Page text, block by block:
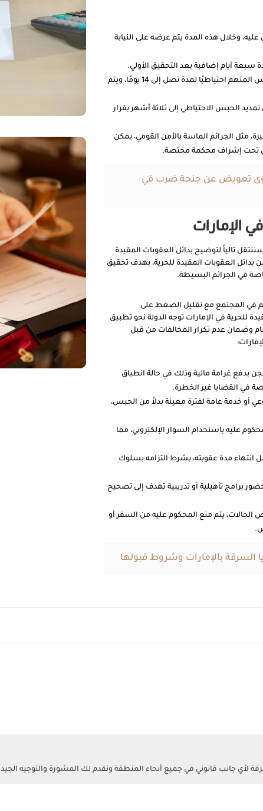
وخلال هذه المدة يتم عرضه على النيابة
14 يومًا قابلة للتجديد: يمكن للنيابة العامة أن تأمر بحبس المتهم احتياطيًا لمدة تصل إلى 14 يومًا، ويتم
الحبس الاحتياطي إلى ثلاثة أشهر بقرار
مثل الجرائم الماسة بالأمن القومي، يمكن
تعويض عن جنحة ضرب في
الإمارات
تالياً لتوضيح بدائل العقوبات المقيدة
بدائل العقوبات المقيدة للحرية، بهدف تحقيق
في الجرائم البسيطة.
في المجتمع مع تقليل الضغط على
للحرية في الإمارات توجه الدولة نحو تطبيق
وضمان عدم تكرار المخالفات من قبل
بدفع غرامة مالية وذلك في حالة انطباق
في القضايا غير الخطرة.
أو خدمة عامة لفترة معينة بدلاً من الحبس،
عليه باستخدام السوار الإلكتروني، مما
انتهاء مدة عقوبته، بشرط التزامه بسلوك
برامج تأهيلية أو تدريبية تهدف إلى تصحيح
يتم منع المحكوم عليه من السفر أو
السرقة بالإمارات وشروط قبولها
لأي جانب قانوني في جميع أنحاء المنطقة ونقدم لك المشورة والتوجيه الجيد